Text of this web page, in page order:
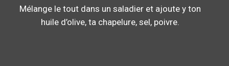
Mélange le tout dans un saladier et ajoute y ton
huile d’olive, ta chapelure, sel, poivre.